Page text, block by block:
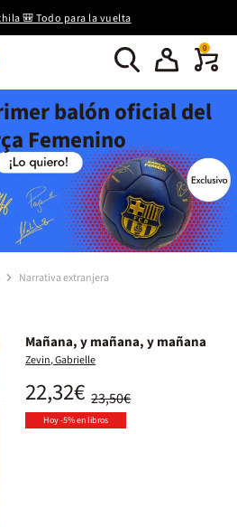
🎒 Todo para la vuelta
0
balón oficial del
Femenino
Narrativa extranjera
Mañana, y mañana, y mañana
Zevin, Gabrielle
23,50€
22,32€
Hoy -5% en libros